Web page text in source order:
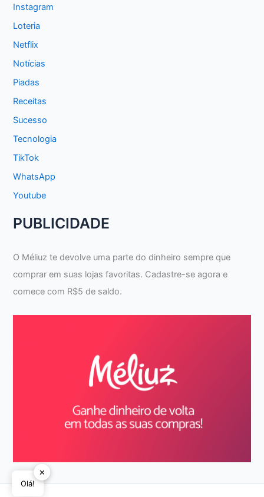
Instagram
Loteria
Netflix
Notícias
Piadas
Receitas
Sucesso
Tecnologia
TikTok
WhatsApp
Youtube
PUBLICIDADE
O Méliuz te devolve uma parte do dinheiro sempre que
comprar em suas lojas favoritas. Cadastre-se agora e
comece com R$5 de saldo.
✕
Olá!